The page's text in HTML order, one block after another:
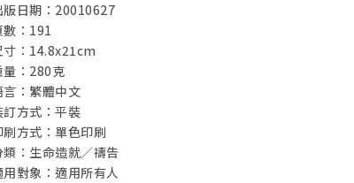
版日期：20010627
數：191
寸：14.8x21cm
量：280克
言：繁體中文
訂方式：平裝
刷方式：單色印刷
類：生命造就／禱告
用對象：適用所有人